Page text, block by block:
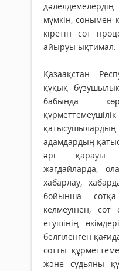
мүмкін, сонымен
кіретін сот
айыруы ықтимал.
Қазаақстан
құқық
бабында
адамдардың
әрi қарауы
жағдайларда,
хабарлау,
бойынша сотқа
келмеуінен,
етушiнiң
белгіленген
сотты
және судьяны